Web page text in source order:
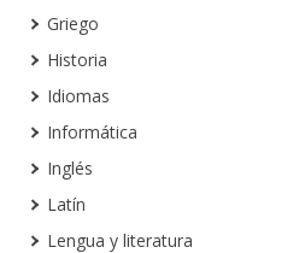
Griego
Historia
Idiomas
Informática
Inglés
Latín
Lengua y literatura